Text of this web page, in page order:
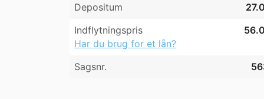
Depositum
Indflytningspris
Har du brug for et lån?
Sagsnr.